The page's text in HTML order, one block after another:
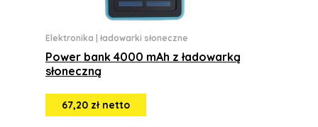
Elektronika ładowarki słoneczne
Power bank 4000 mAh z ładowarką
słoneczną
67,20 zł netto